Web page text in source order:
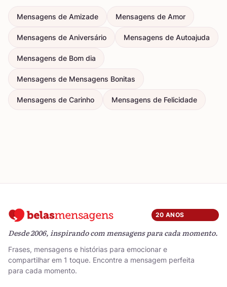
Mensagens de Amizade Mensagens de Amor
Mensagens de Aniversário Mensagens de Autoajuda
Mensagens de Bom dia
Mensagens de Mensagens Bonitas
Mensagens de Carinho Mensagens de Felicidade
20 ANOS
Desde 2006, inspirando com mensagens para cada momento.
Frases, mensagens e histórias para emocionar e
compartilhar em 1 toque. Encontre a mensagem perfeita
para cada momento.